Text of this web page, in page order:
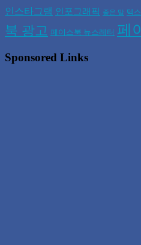
인스타그램 인포그래픽 좋은 말 텍
북 광고 페이스북 뉴스레터 페
Sponsored Links